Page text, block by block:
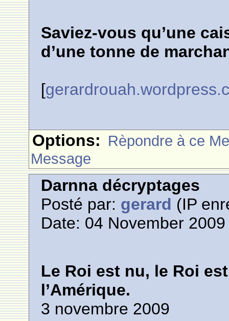
Saviez-vous qu’une
d’une tonne de
[
Options: Rèpondre à ce
Message
Darnna décryptages
Posté par: gerard (IP
Date: 04 November
Le Roi est nu, le Roi
l’Amérique.
3 novembre 2009